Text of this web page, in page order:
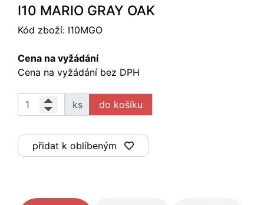
I10 MARIO GRAY OAK
Kód zboží: I10MGO
Cena na vyžádání
Cena na vyžádání bez DPH
ks
přidat k oblíbeným